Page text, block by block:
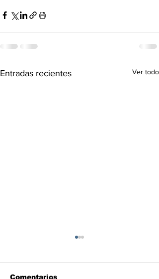
Entradas recientes Ver todo
Comentarios